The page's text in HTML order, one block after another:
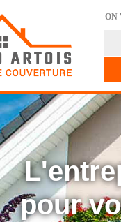
ON
pour